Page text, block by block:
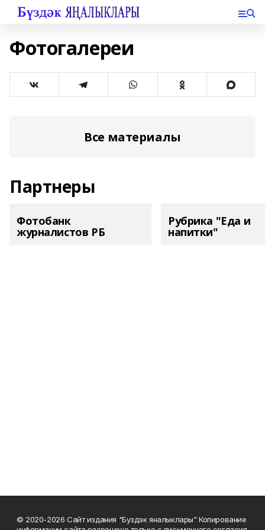
Фотогалереи
Все материалы
Партнеры
Фотобанк
журналистов РБ
Рубрика "Еда и
напитки"
© 2020-2026 Сайт издания "Буздэк яналыклары" Копирование